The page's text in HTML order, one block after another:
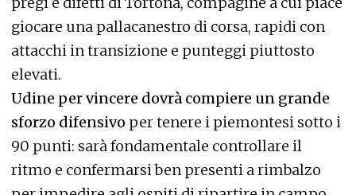
giocare una pallacanestro di corsa, rapidi con
attacchi in transizione e punteggi piuttosto
elevati.
Udine per vincere dovrà compiere un grande
sforzo difensivo per tenere i piemontesi sotto i
90 punti: sarà fondamentale controllare il
ritmo e confermarsi ben presenti a rimbalzo